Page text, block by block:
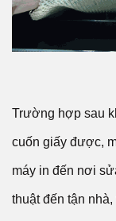
Trường hợp sau
cuốn giấy được,
máy in đến nơi
thuật đến tận